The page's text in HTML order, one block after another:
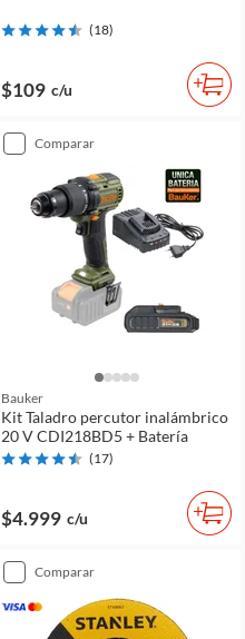
(18)
$109 c/u
comparar
Bauker
Kit Taladro percutor inalámbrico
20 V CDI218BD5 + Batería
(17)
$4.999 c/u
comparar